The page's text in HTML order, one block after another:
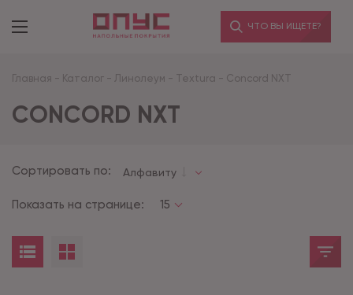
ЧТО ВЫ ИЩЕТЕ?
Главная - Каталог - Линолеум - Textura - Concord NXT
CONCORD NXT
Сортировать по: Алфавиту
Показать на странице: 15